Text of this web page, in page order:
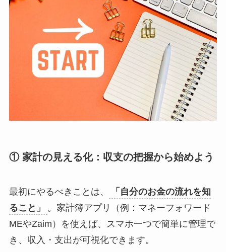
① 家計の見える化：収支の把握から始めよう
最初にやるべきことは、
「自分のお金の流れを知
ること」
。家計簿アプリ（例：マネーフォワード
MEやZaim）を使えば、スマホ一つで簡単に管理で
き、収入・支出が可視化できます。